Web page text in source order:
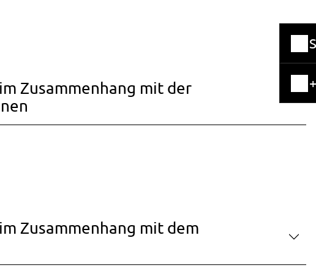
Zusammenhang mit der
Zusammenhang mit dem